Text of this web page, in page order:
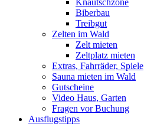
Knautschzone
Biberbau
Treibgut
Zelten im Wald
Zelt mieten
Zeltplatz mieten
Extras, Fahrräder, Spiele
Sauna mieten im Wald
Gutscheine
Video Haus, Garten
Fragen vor Buchung
Ausflugstipps